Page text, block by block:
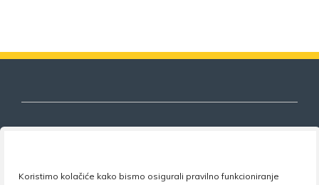
Koristimo kolačiće kako bismo osigurali pravilno funkcioniranje
obrazovanja